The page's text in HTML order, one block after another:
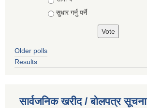
सुधार गर्नु पर्ने
Older polls
Results
सार्वजनिक खरीद / बोलपत्र सूचना